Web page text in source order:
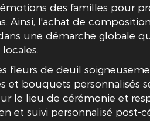
des familles pour
Ainsi, l'achat de
une démarche globale
fleurs de deuil
et bouquets personnalisés
le lieu de cérémonie et
et suivi personnalisé post-